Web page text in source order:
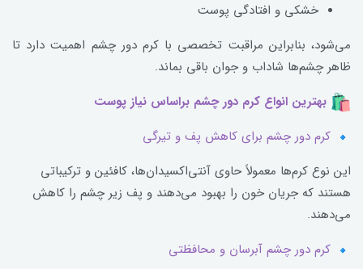
خشکی و افتادگی پوست
می‌شود، بنابراین مراقبت تخصصی با کرم دور چشم اهمیت دارد تا
ظاهر چشم‌ها شاداب و جوان باقی بماند.
بهترین انواع کرم دور چشم براساس نیاز پوست
کرم دور چشم برای کاهش پف و تیرگی
این نوع کرم‌ها معمولاً حاوی آنتی‌اکسیدان‌ها، کافئین و ترکیباتی
هستند که جریان خون را بهبود می‌دهند و پف زیر چشم را کاهش
می‌دهند.
کرم دور چشم آبرسان و محافظتی